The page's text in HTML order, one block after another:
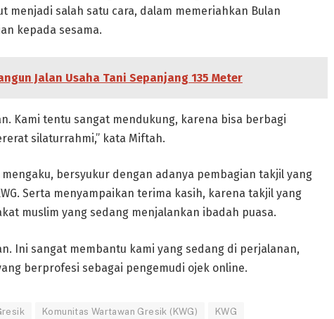
menjadi salah satu cara, dalam memeriahkan Bulan
kepada sesama.
Jalan Usaha Tani Sepanjang 135 Meter
Kami tentu sangat mendukung, karena bisa berbagi
silaturrahmi,” kata Miftah.
bersyukur dengan adanya pembagian takjil yang
Serta menyampaikan terima kasih, karena takjil yang
muslim yang sedang menjalankan ibadah puasa.
Ini sangat membantu kami yang sedang di perjalanan,
berprofesi sebagai pengemudi ojek online.
Komunitas Wartawan Gresik (KWG) KWG